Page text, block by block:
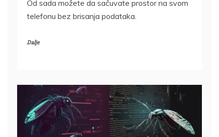
Od sada možete da sačuvate prostor na svom
telefonu bez brisanja podataka.
Dalje